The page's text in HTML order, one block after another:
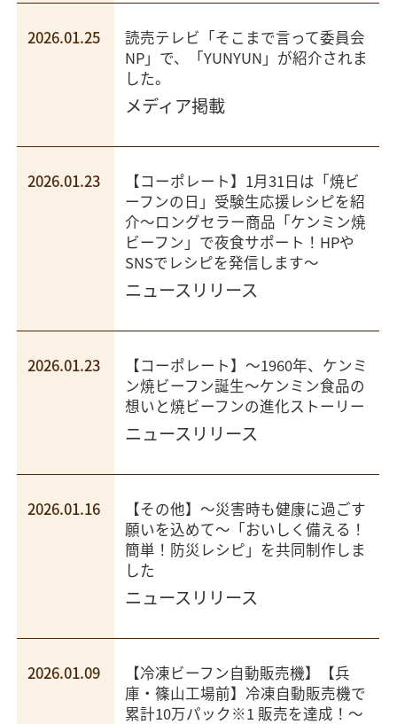
2026.01.25
読売テレビ「そこまで言って委員会
NP」で、「YUNYUN」が紹介されま
した。
メディア掲載
2026.01.23
【コーポレート】1月31日は「焼ビ
ーフンの日」受験生応援レシピを紹
介～ロングセラー商品「ケンミン焼
ビーフン」で夜食サポート！HPや
SNSでレシピを発信します～
ニュースリリース
2026.01.23
【コーポレート】～1960年、ケンミ
ン焼ビーフン誕生～ケンミン食品の
想いと焼ビーフンの進化ストーリー
ニュースリリース
2026.01.16
【その他】～災害時も健康に過ごす
願いを込めて～「おいしく備える！
簡単！防災レシピ」を共同制作しま
した
ニュースリリース
2026.01.09
【冷凍ビーフン自動販売機】【兵
庫・篠山工場前】冷凍自動販売機で
累計10万パック※1 販売を達成！～